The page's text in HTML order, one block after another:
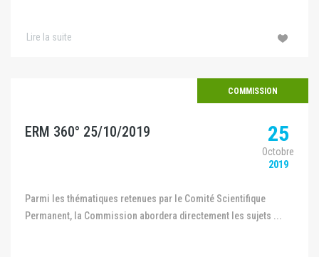
Lire la suite
COMMISSION
ERM 360° 25/10/2019 25
Octobre
2019
Parmi les thématiques retenues par le Comité Scientifique
Permanent, la Commission abordera directement les sujets ...